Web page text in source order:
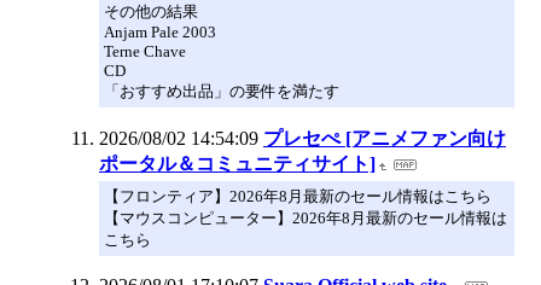
その他の結果
Anjam Pale 2003
Terne Chave
CD
「おすすめ出品」の要件を満たす
2026/08/02 14:54:09 プレセぺ [アニメファン向け
ポータル＆コミュニティサイト]
【フロンティア】2026年8月最新のセール情報はこちら
【マウスコンピューター】2026年8月最新のセール情報は
こちら